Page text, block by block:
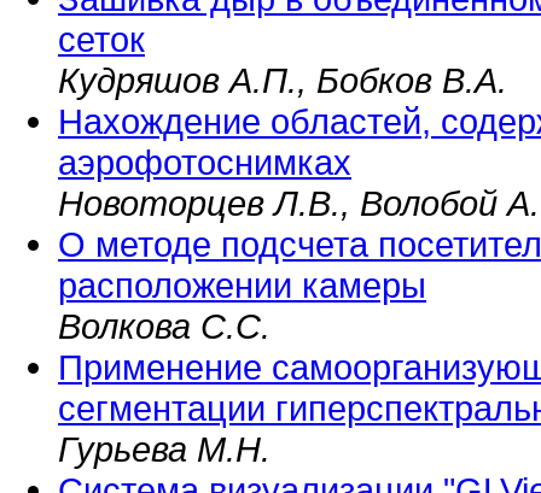
сеток
Кудряшов А.П., Бобков В.А.
Нахождение областей,
аэрофотоснимках
Новоторцев Л.В., Волобой
О методе подсчета
расположении камеры
Волкова С.С.
Применение
сегментации
Гурьева М.Н.